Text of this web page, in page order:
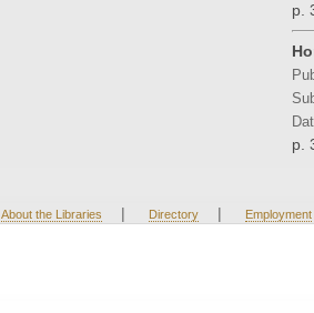
p.
p.
About the Libraries | Directory | Employment